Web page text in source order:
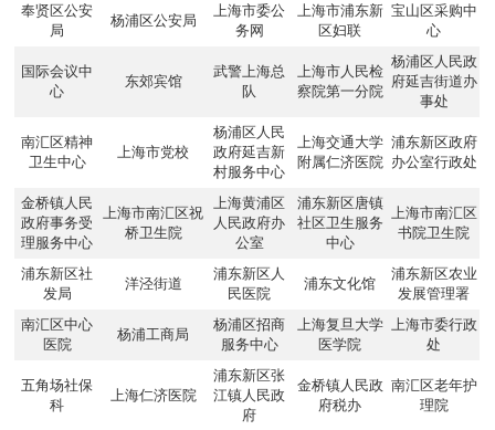
奉贤区公安
局
杨浦区公安局
上海市委公
务网
上海市浦东新
区妇联
宝山区采购中
心
国际会议中
心
东郊宾馆
武警上海总
队
上海市人民检
察院第一分院
杨浦区人民政
府延吉街道办
事处
南汇区精神
卫生中心
上海市党校
杨浦区人民
政府延吉新
村服务中心
上海交通大学
附属仁济医院
浦东新区政府
办公室行政处
金桥镇人民
政府事务受
理服务中心
上海市南汇区祝
桥卫生院
上海黄浦区
人民政府办
公室
浦东新区唐镇
社区卫生服务
中心
上海市南汇区
书院卫生院
浦东新区社
发局
洋泾街道
浦东新区人
民医院
浦东文化馆
浦东新区农业
发展管理署
南汇区中心
医院
杨浦工商局
杨浦区招商
服务中心
上海复旦大学
医学院
上海市委行政
处
五角场社保
科
上海仁济医院
浦东新区张
江镇人民政
府
金桥镇人民政
府税办
南汇区老年护
理院